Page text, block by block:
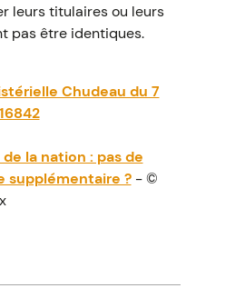
leurs titulaires ou leurs
pas être identiques.
Chudeau du 7
la nation : pas de
supplémentaire ?- ©